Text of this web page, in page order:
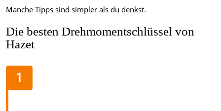
Manche Tipps sind simpler als du denkst.
Die besten Drehmomentschlüssel von
Hazet